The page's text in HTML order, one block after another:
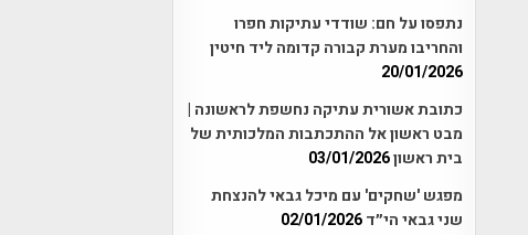
נתפסו על חם: שודדי עתיקות חפרו
והחריבו מערת קבורה קדומה ליד חיטין
20/01/2026
כתובת אשורית עתיקה נחשפת לראשונה |
מבט ראשון אל ההתכתבות המלכותית של
בית ראשון03/01/2026
מפגש 'שחקים' עם מיכל גבאי להנצחת
שני גבאי הי״ד02/01/2026